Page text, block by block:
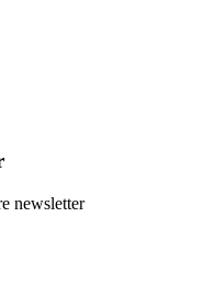
newsletter